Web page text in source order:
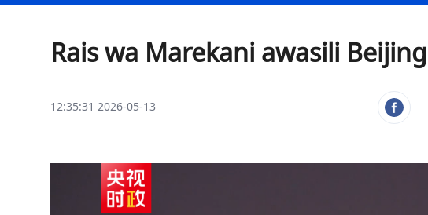
Rais wa Marekani awasili Beijing
12:35:31 2026-05-13